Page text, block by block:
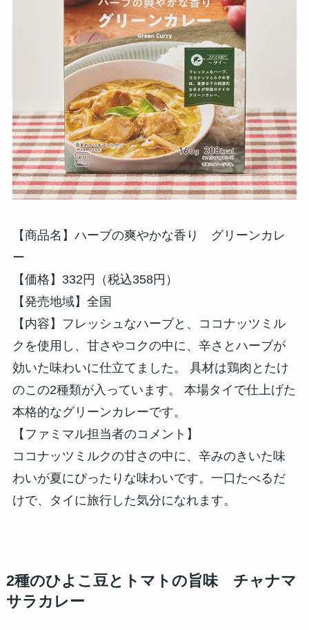
【商品名】ハーブの爽やかな香り グリーンカレ
ー
【価格】332円（税込358円）
【発売地域】全国
【内容】フレッシュなハーブと、ココナッツミル
クを使用し、甘さやコクの中に、辛さとハーブが
効いた味わいに仕立てました。 具材は鶏肉とたけ
のこの2種類が入っています。 本場タイで仕上げた
本格的なグリーンカレーです。
【ファミマル担当者のコメント】
ココナッツミルクの甘さの中に、辛みのきいた味
わいが夏にぴったりな味わいです。一口たべるだ
けで、タイに旅行した気分になれます。
2種のひよこ豆とトマトの旨味 チャナマ
サラカレー